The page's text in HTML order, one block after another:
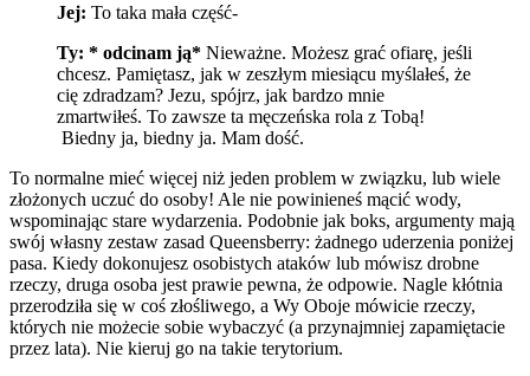
Jej: To taka mała część-
Ty: * odcinam ją* Nieważne. Możesz grać ofiarę, jeśli
chcesz. Pamiętasz, jak w zeszłym miesiącu myślałeś, że
cię zdradzam? Jezu, spójrz, jak bardzo mnie
zmartwiłeś. To zawsze ta męczeńska rola z Tobą!
Biedny ja, biedny ja. Mam dość.
To normalne mieć więcej niż jeden problem w związku, lub wiele
złożonych uczuć do osoby! Ale nie powinieneś mącić wody,
wspominając stare wydarzenia. Podobnie jak boks, argumenty mają
swój własny zestaw zasad Queensberry: żadnego uderzenia poniżej
pasa. Kiedy dokonujesz osobistych ataków lub mówisz drobne
rzeczy, druga osoba jest prawie pewna, że odpowie. Nagle kłótnia
przerodziła się w coś złośliwego, a Wy Oboje mówicie rzeczy,
których nie możecie sobie wybaczyć (a przynajmniej zapamiętacie
przez lata). Nie kieruj go na takie terytorium.